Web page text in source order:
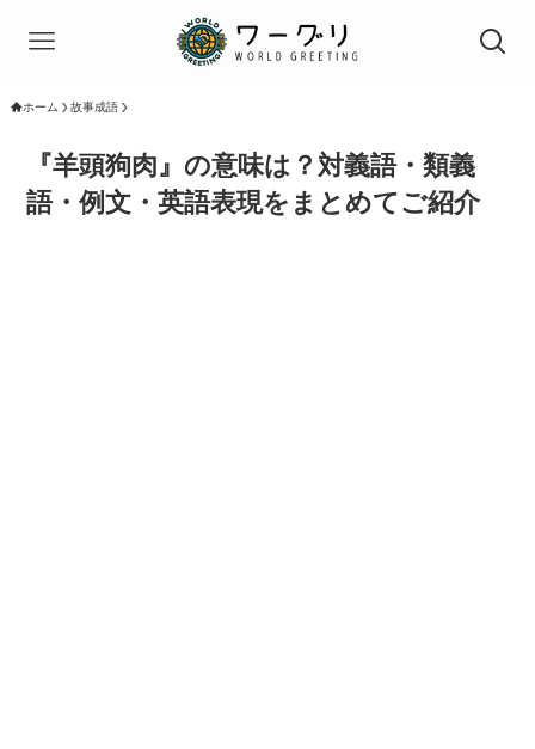
ホーム 故事成語
『羊頭狗肉』の意味は？対義語・類義
語・例文・英語表現をまとめてご紹介